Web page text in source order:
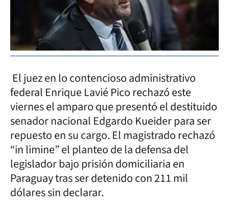
El juez en lo contencioso administrativo
federal Enrique Lavié Pico rechazó este
viernes el amparo que presentó el destituido
senador nacional Edgardo Kueider para ser
repuesto en su cargo. El magistrado rechazó
“in limine” el planteo de la defensa del
legislador bajo prisión domiciliaria en
Paraguay tras ser detenido con 211 mil
dólares sin declarar.